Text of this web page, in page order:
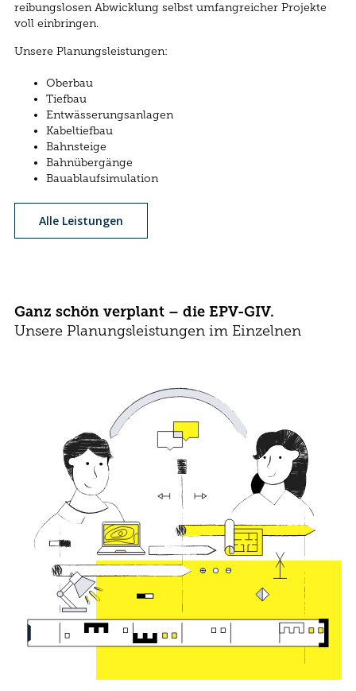
reibungslosen Abwicklung selbst umfangreicher Projekte
voll einbringen.
Unsere Planungsleistungen:
Oberbau
Tiefbau
Entwässerungsanlagen
Kabeltiefbau
Bahnsteige
Bahnübergänge
Bauablaufsimulation
Alle Leistungen
Ganz schön verplant – die EPV-GIV.
Unsere Planungsleistungen im Einzelnen